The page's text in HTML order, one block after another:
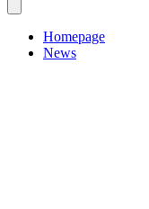
Homepage
News